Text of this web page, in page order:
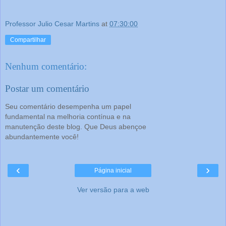
Professor Julio Cesar Martins at 07:30:00
Compartilhar
Nenhum comentário:
Postar um comentário
Seu comentário desempenha um papel
fundamental na melhoria contínua e na
manutenção deste blog. Que Deus abençoe
abundantemente você!
‹ ›
Página inicial
Ver versão para a web